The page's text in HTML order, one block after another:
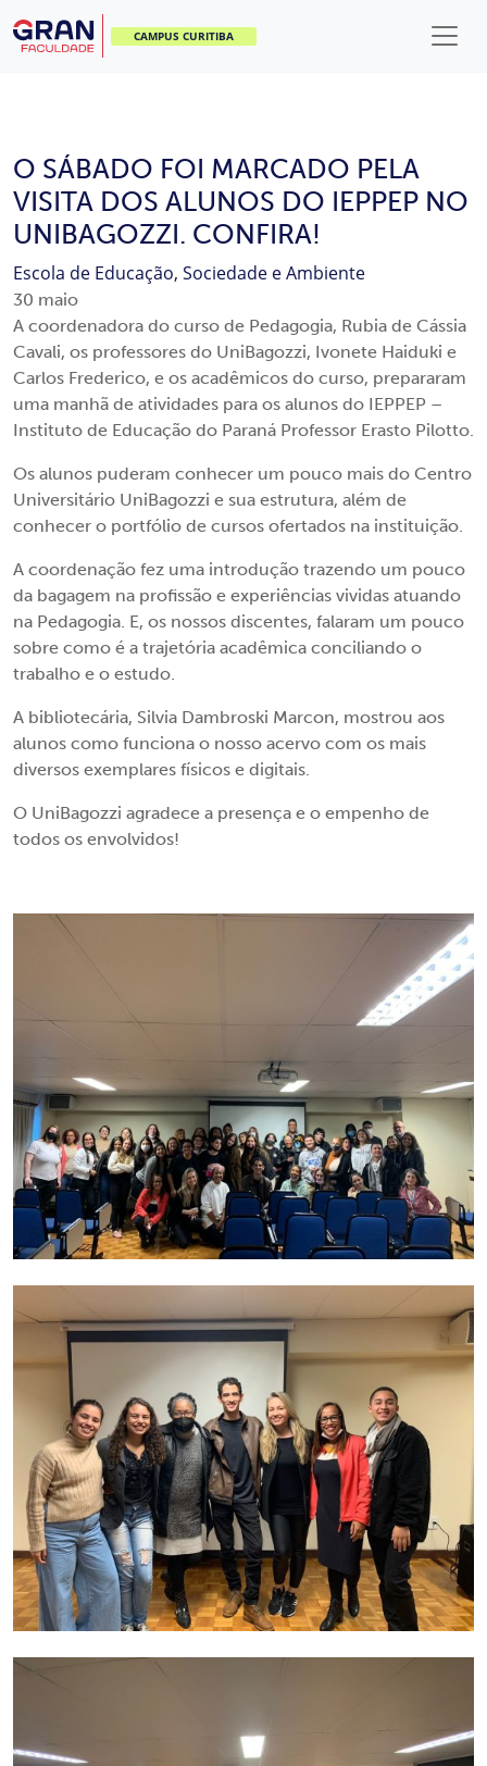
CAMPUS CURITIBA
O SÁBADO FOI MARCADO PELA
VISITA DOS ALUNOS DO IEPPEP NO
UNIBAGOZZI. CONFIRA!
Escola de Educação, Sociedade e Ambiente
30 maio
A coordenadora do curso de Pedagogia, Rubia de Cássia
Cavali, os professores do UniBagozzi, Ivonete Haiduki e
Carlos Frederico, e os acadêmicos do curso, prepararam
uma manhã de atividades para os alunos do IEPPEP –
Instituto de Educação do Paraná Professor Erasto Pilotto.
Os alunos puderam conhecer um pouco mais do Centro
Universitário UniBagozzi e sua estrutura, além de
conhecer o portfólio de cursos ofertados na instituição.
A coordenação fez uma introdução trazendo um pouco
da bagagem na profissão e experiências vividas atuando
na Pedagogia. E, os nossos discentes, falaram um pouco
sobre como é a trajetória acadêmica conciliando o
trabalho e o estudo.
A bibliotecária, Silvia Dambroski Marcon, mostrou aos
alunos como funciona o nosso acervo com os mais
diversos exemplares físicos e digitais.
O UniBagozzi agradece a presença e o empenho de
todos os envolvidos!